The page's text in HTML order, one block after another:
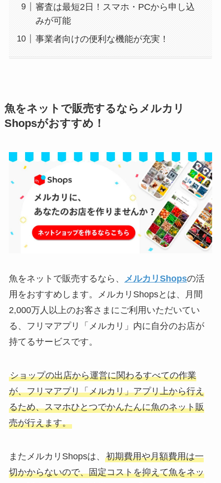
審査は最短2日！スマホ・PCから申し込
みが可能
事業者向けの便利な機能が充実！
魚をネットで販売するならメルカリ
Shopsがおすすめ！
魚をネットで販売するなら、 メルカリShopsの活
用をおすすめします。メルカリShopsとは、月間
2,000万人以上のお客さまにご利用いただいてい
る、フリマアプリ「メルカリ」内に自分のお店が
持てるサービスです。
ショップの出店から運営に関わるすべての作業
が、フリマアプリ「メルカリ」アプリ上から行え
るため、スマホひとつでかんたんに魚のネット販
売が行えます。
またメルカリShopsは、 初期費用や月額費用は一
切かからないので、固定コストを抑えて魚をネッ